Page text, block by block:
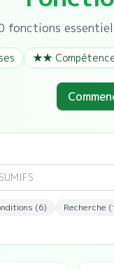
fonctions
★★
(6) Recherche (